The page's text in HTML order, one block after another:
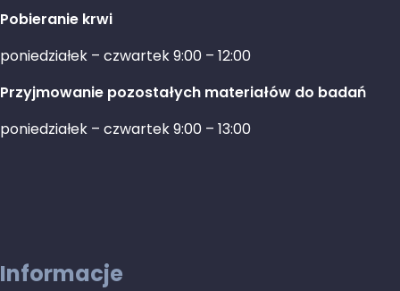
Pobieranie krwi
poniedziałek – czwartek 9:00 – 12:00
Przyjmowanie pozostałych materiałów do badań
poniedziałek – czwartek 9:00 – 13:00
Informacje